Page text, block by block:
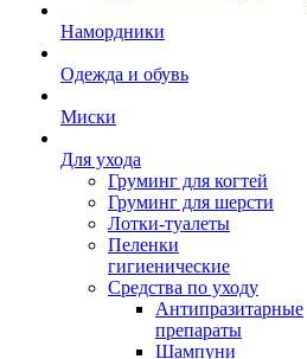
Намордники
Одежда и обувь
Миски
Для ухода
Груминг для когтей
Груминг для шерсти
Лотки-туалеты
Пеленки
гигиенические
Средства по уходу
Антипразитарные
препараты
Шампуни